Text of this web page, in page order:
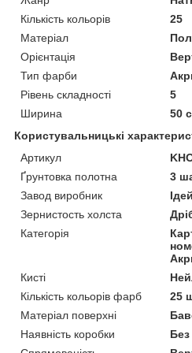
Кількість кольорів
25
Матеріал
Орієнтація
Тип фарби
Рівень складності
5
Ширина
50
Користувальницькі
Артикул
Ґрунтовка полотна
3
Завод виробник
Зернистость холста
Категорія
Кисті
Кількість кольорів фарб
25
Матеріал поверхні
Наявність коробки